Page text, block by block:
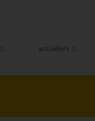
 actualités 